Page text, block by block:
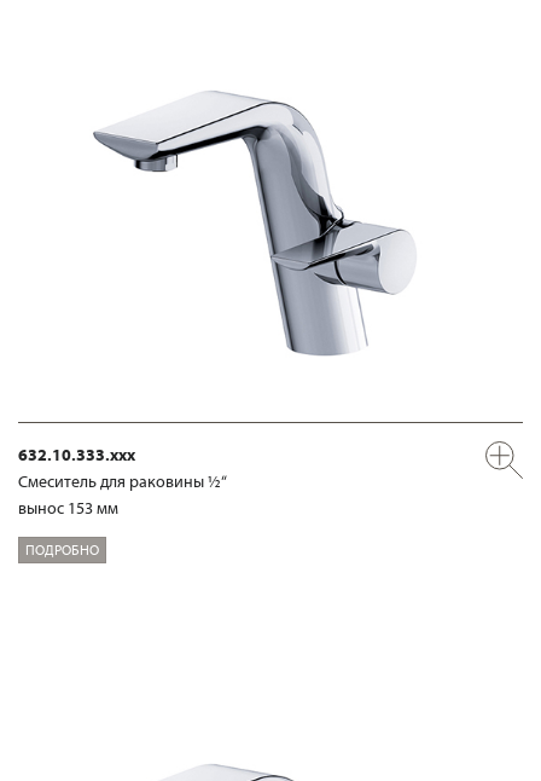
632.10.333.xxx
Смеситель для раковины ½“
вынос 153 мм
ПОДРОБНО